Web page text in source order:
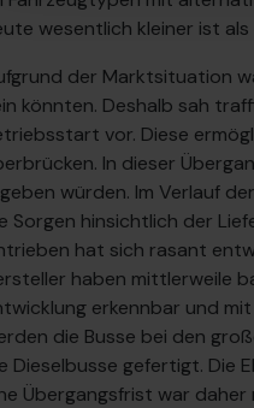
wesentlich kleiner ist
der Marktsituation
könnten. Deshalb sah
vor. Diese
In dieser
würden. Im Verlauf
Sorgen hinsichtlich der
hat sich rasant
haben mittlerweile
erkennbar und
die Busse bei den
Dieselbusse gefertigt. Die
Übergangsfrist war